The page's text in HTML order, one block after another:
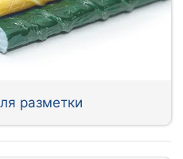
разметки